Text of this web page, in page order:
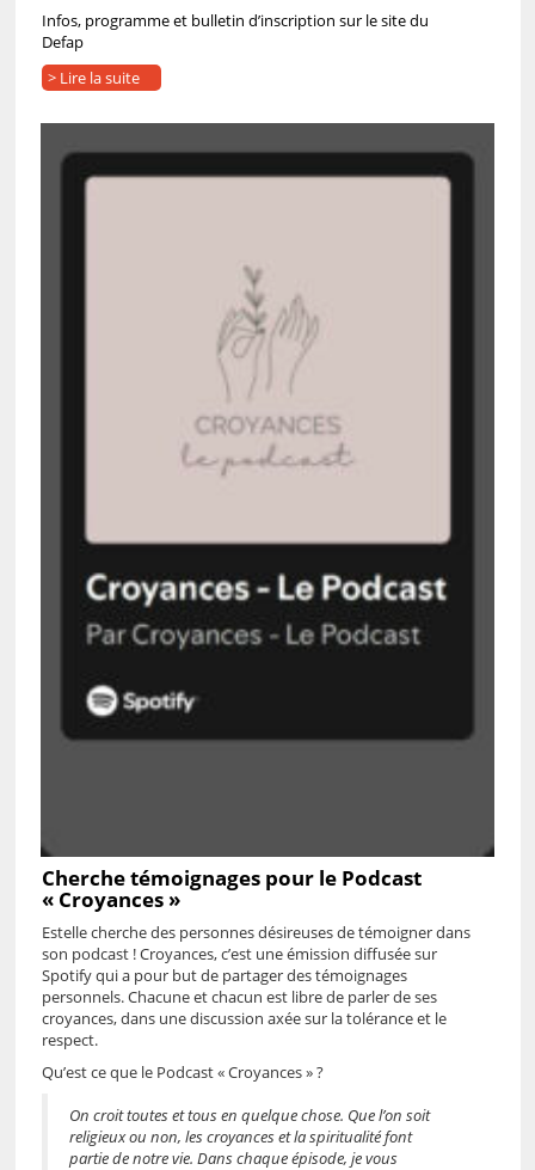
Infos, programme et bulletin d’inscription sur le site du
Defap
> Lire la suite
Cherche témoignages pour le Podcast
« Croyances »
Estelle cherche des personnes désireuses de témoigner dans
son podcast ! Croyances, c’est une émission diffusée sur
Spotify qui a pour but de partager des témoignages
personnels. Chacune et chacun est libre de parler de ses
croyances, dans une discussion axée sur la tolérance et le
respect.
Qu’est ce que le Podcast « Croyances » ?
On croit toutes et tous en quelque chose. Que l’on soit
religieux ou non, les croyances et la spiritualité font
partie de notre vie. Dans chaque épisode, je vous